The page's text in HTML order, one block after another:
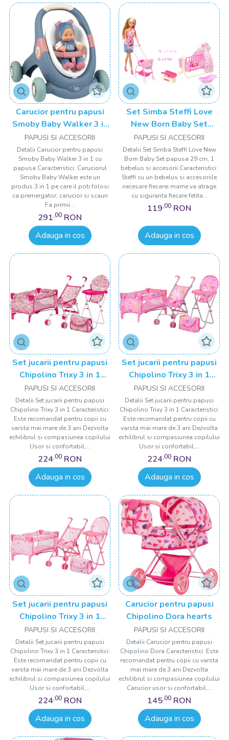
Carucior pentru papusi
Smoby Baby Walker 3 in
1 cu papusa
PAPUSI SI ACCESORII
Detalii Carucior pentru papusi
Smoby Baby Walker 3 in 1 cu
papusa Caracteristici: Caruciorul
Smoby Baby Walker este un
produs 3 in 1 pe care il poti folosi
ca premergator, carucior si scaun
Fa primii...
291,00 RON
Adauga in cos
Set Simba Steffi Love
New Born Baby Set
papusa 29 cm, 1 bebelus
si accesorii
PAPUSI SI ACCESORII
Detalii Set Simba Steffi Love New
Born Baby Set papusa 29 cm, 1
bebelus si accesorii Caracteristici:
Steffi cu un bebelus si accesoriile
necesare fiecarei mame va atrage
cu siguranta fiecare fetita...
119,00 RON
Adauga in cos
Set jucarii pentru papusi
Chipolino Trixy 3 in 1
unicorn
PAPUSI SI ACCESORII
Detalii Set jucarii pentru papusi
Chipolino Trixy 3 in 1 Caracteristici:
Este recomandat pentru copii cu
varsta mai mare de 3 ani Dezvolta
echilibrul si compasiunea copilului
Usor si confortabil,...
224,00 RON
Adauga in cos
Set jucarii pentru papusi
Chipolino Trixy 3 in 1
hearts
PAPUSI SI ACCESORII
Detalii Set jucarii pentru papusi
Chipolino Trixy 3 in 1 Caracteristici:
Este recomandat pentru copii cu
varsta mai mare de 3 ani Dezvolta
echilibrul si compasiunea copilului
Usor si confortabil,...
224,00 RON
Adauga in cos
Set jucarii pentru papusi
Chipolino Trixy 3 in 1
stars
PAPUSI SI ACCESORII
Detalii Set jucarii pentru papusi
Chipolino Trixy 3 in 1 Caracteristici:
Este recomandat pentru copii cu
varsta mai mare de 3 ani Dezvolta
echilibrul si compasiunea copilului
Usor si confortabil,...
224,00 RON
Adauga in cos
Carucior pentru papusi
Chipolino Dora hearts
PAPUSI SI ACCESORII
Detalii Carucior pentru papusi
Chipolino Dora Caracteristici: Este
recomandat pentru copii cu varsta
mai mare de 3 ani Dezvolta
echilibrul si compasiunea copilului
Carucior usor si confortabil,...
145,00 RON
Adauga in cos